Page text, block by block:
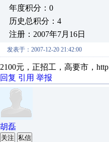
年度积分：0
历史总积分：4
注册：2007年7月16日
发表于：2007-12-20 21:42:00
2100元，正招工，高要市，
回复 引用 举报
胡磊
关注 私信